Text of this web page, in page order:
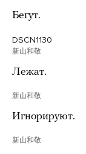
Бегут.
DSCN1130
新山和敬
Лежат.
新山和敬
Игнорируют.
新山和敬